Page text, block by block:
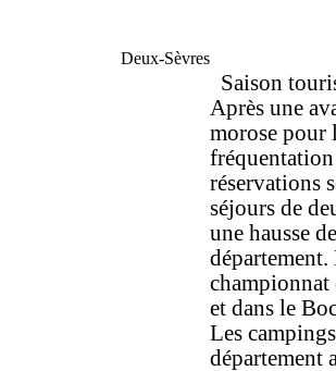
Deux-Sèvres
Saison
Après une
morose pour
réservations
séjours de
une hausse
championnat
et dans le
Les
département